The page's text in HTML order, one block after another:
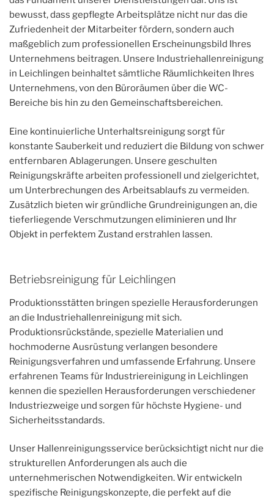
bewusst, dass gepflegte Arbeitsplätze nicht nur das die
Zufriedenheit der Mitarbeiter fördern, sondern auch
maßgeblich zum professionellen Erscheinungsbild Ihres
Unternehmens beitragen. Unsere Industriehallenreinigung
in Leichlingen beinhaltet sämtliche Räumlichkeiten Ihres
Unternehmens, von den Büroräumen über die WC-
Bereiche bis hin zu den Gemeinschaftsbereichen.
Eine kontinuierliche Unterhaltsreinigung sorgt für
konstante Sauberkeit und reduziert die Bildung von schwer
entfernbaren Ablagerungen. Unsere geschulten
Reinigungskräfte arbeiten professionell und zielgerichtet,
um Unterbrechungen des Arbeitsablaufs zu vermeiden.
Zusätzlich bieten wir gründliche Grundreinigungen an, die
tieferliegende Verschmutzungen eliminieren und Ihr
Objekt in perfektem Zustand erstrahlen lassen.
Betriebsreinigung für Leichlingen
Produktionsstätten bringen spezielle Herausforderungen
an die Industriehallenreinigung mit sich.
Produktionsrückstände, spezielle Materialien und
hochmoderne Ausrüstung verlangen besondere
Reinigungsverfahren und umfassende Erfahrung. Unsere
erfahrenen Teams für Industriereinigung in Leichlingen
kennen die speziellen Herausforderungen verschiedener
Industriezweige und sorgen für höchste Hygiene- und
Sicherheitsstandards.
Unser Hallenreinigungsservice berücksichtigt nicht nur die
strukturellen Anforderungen als auch die
unternehmerischen Notwendigkeiten. Wir entwickeln
spezifische Reinigungskonzepte, die perfekt auf die